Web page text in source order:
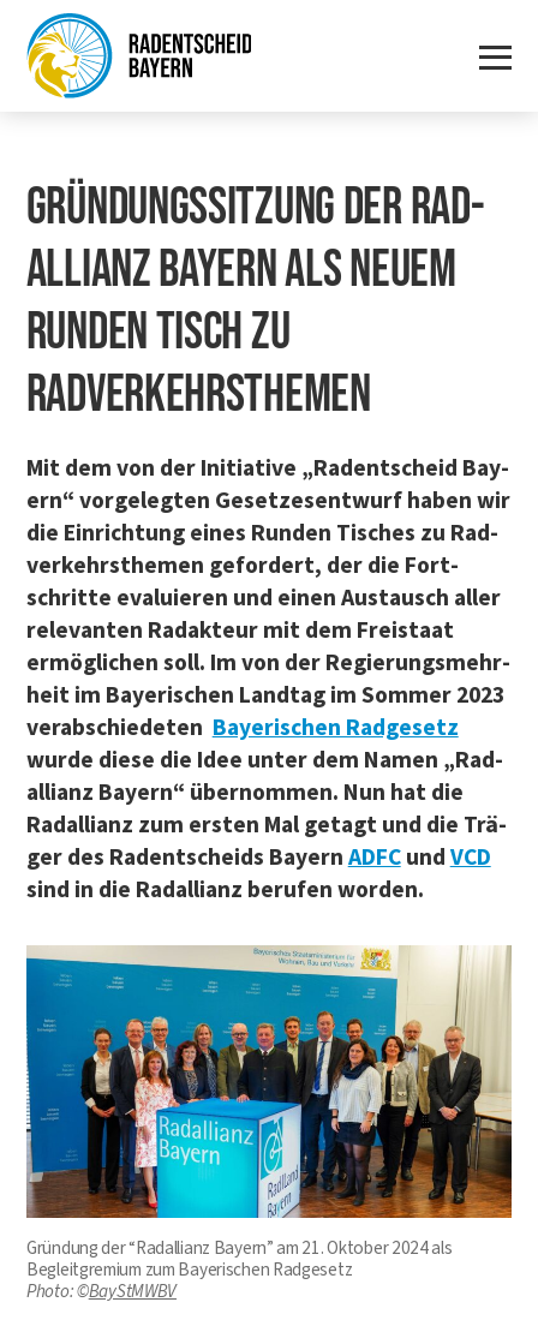
GRÜN­DUNGS­SIT­ZUNG DER RAD­
AL­LI­ANZ BAY­ERN ALS NEU­EM
RUN­DEN TISCH ZU
RADVERKEHRSTHEMEN
Mit dem von der Initia­ti­ve „Radent­scheid Bay­
ern“ vor­ge­leg­ten Geset­zes­ent­wurf haben wir
die Ein­rich­tung eines Run­den Tisches zu Rad­
ver­kehrs­the­men gefor­dert, der die Fort­
schrit­te eva­lu­ie­ren und einen Aus­tausch aller
rele­van­ten Rad­ak­teur mit dem Frei­staat
ermög­li­chen soll. Im von der Regie­rungs­mehr­
heit im Baye­ri­schen Land­tag im Som­mer 2023
ver­ab­schie­de­ten Baye­ri­schen Rad­ge­setz
wur­de die­se die Idee unter dem Namen „Rad­
al­li­anz Bay­ern“ über­nom­men. Nun hat die
Rad­al­li­anz zum ers­ten Mal getagt und die Trä­
ger des Radent­scheids Bay­ernADFCundVCD
sind in die Rad­al­li­anz beru­fen worden.
Grün­dung der “Rad­al­li­anz Bay­ern” am 21. Okto­ber 2024 als
Begleit­gre­mi­um zum Baye­ri­schen Rad­ge­setz
Pho­to: ©BayStMWBV